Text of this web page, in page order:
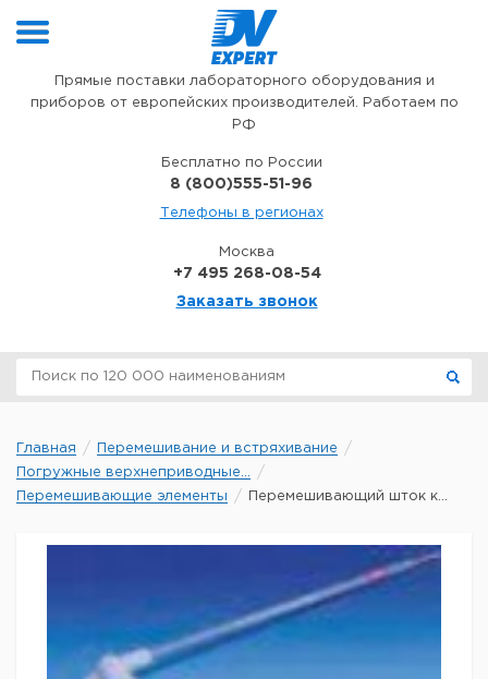
Прямые поставки лабораторного оборудования и
приборов от европейских производителей. Работаем по
РФ
Бесплатно по России
8 (800)555-51-96
Телефоны в регионах
Москва
+7 495 268-08-54
Заказать звонок
Главная
Перемешивание и встряхивание
Погружные верхнеприводные...
Перемешивающие элементы
Перемешивающий шток к...